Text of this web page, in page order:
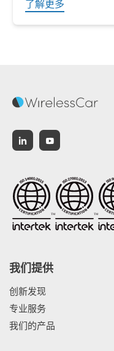
了解更多
我们提供
创新发现
专业服务
我们的产品